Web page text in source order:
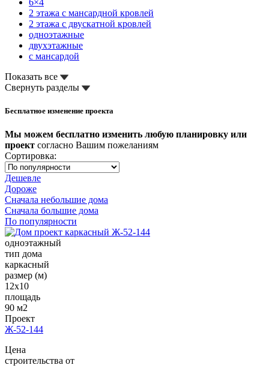
2 этажа с мансардной кровлей
2 этажа с двускатной кровлей
одноэтажные
двухэтажные
с мансардой
Показать все
Свернуть разделы
Бесплатное изменение проекта
Мы можем бесплатно изменить любую планировку или
проект согласно Вашим пожеланиям
Сортировка:
Дешевле
Дороже
Сначала небольшие дома
Сначала большие дома
По популярности
одноэтажный
тип дома
каркасный
размер (м)
12x10
площадь
90 м2
Проект
Ж-52-144
Цена
строительства от